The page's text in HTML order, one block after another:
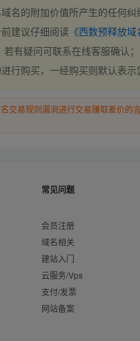
名的附加价值所产生的任何
建议仔细阅读 《西数预释放
若有疑问可联系在线客服确认；
行购买，一经购买则默认表
交易规则漏洞进行交易赚取差价的
常见问题
会员注册
域名相关
建站入门
云服务/Vps
支付/发票
网站备案